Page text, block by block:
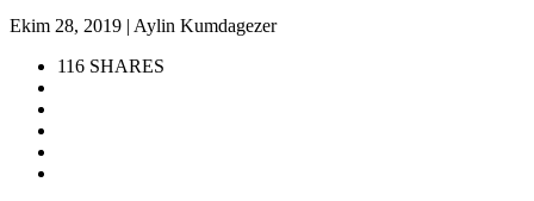
Ekim 28, 2019 | Aylin Kumdagezer
116 SHARES